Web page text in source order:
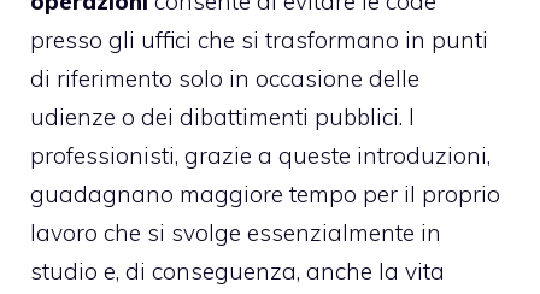
presso gli uffici che si trasformano in punti
di riferimento solo in occasione delle
udienze o dei dibattimenti pubblici. I
professionisti, grazie a queste introduzioni,
guadagnano maggiore tempo per il proprio
lavoro che si svolge essenzialmente in
studio e, di conseguenza, anche la vita